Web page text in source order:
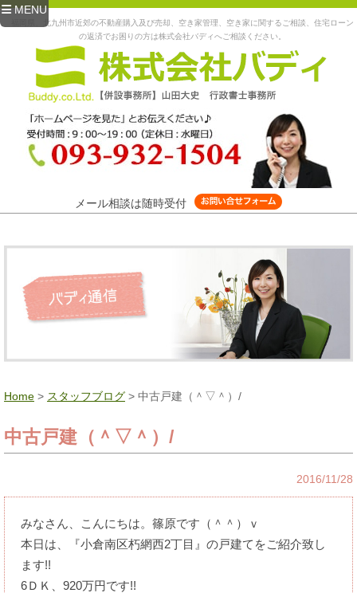
MENU
福岡県、北九州市近郊の不動産購入及び売却、空き家管理、空き家に関するご相談、住宅ローン
の返済でお困りの方は株式会社バディへご相談ください。
メール相談は随時受付
Home > スタッフブログ > 中古戸建（＾▽＾）/
中古戸建（＾▽＾）/
2016/11/28
みなさん、こんにちは。篠原です（＾＾）ｖ
本日は、『小倉南区朽網西2丁目』の戸建てをご紹介致し
ます!!
6ＤＫ、920万円です!!